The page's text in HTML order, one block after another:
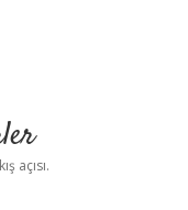
açısı.